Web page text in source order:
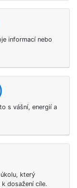
informací nebo
s vášní, energií a
který
dosažení cíle.